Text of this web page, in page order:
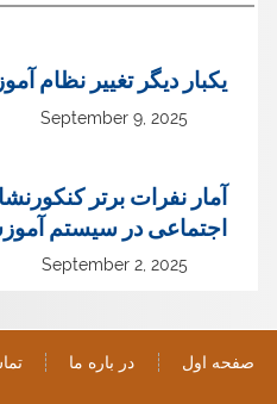
یک‏بار دیگر تغییر نظام
September 9, 2025
آمار نفرات برتر
اجتماعی در سیستم
September 2, 2025
صفحه اول در باره ما